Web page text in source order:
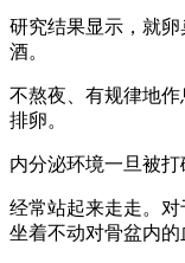
研究结果显示，就
酒。
不熬夜、有规律地
排卵。
内分泌环境一旦被
经常站起来走走。
坐着不动对骨盆内